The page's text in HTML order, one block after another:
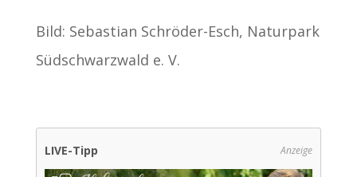
Bild: Sebastian Schröder-Esch, Naturpark
Südschwarzwald e. V.
LIVE-Tipp Anzeige